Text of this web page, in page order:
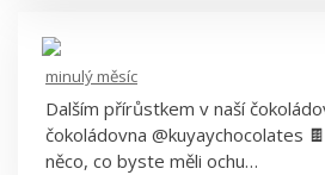
Kuyay
minulý měsíc
Dalším přírůstkem v naší
čokoládovna @kuyaychocolates
něco, co byste měli ochu…